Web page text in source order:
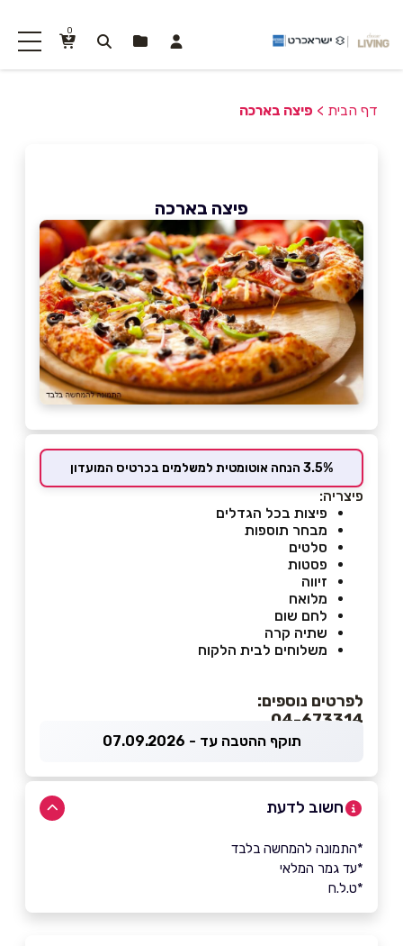
0
דף הבית > פיצה בארכה
פיצה בארכה
3.5% הנחה אוטומטית למשלמים בכרטיס המועדון
פיצריה:
פיצות בכל הגדלים
מבחר תוספות
סלטים
פסטות
זיווה
מלואח
לחם שום
שתיה קרה
משלוחים לבית הלקוח
לפרטים נוספים:
04-673314
תוקף ההטבה עד - 07.09.2026
חשוב לדעת
*התמונה להמחשה בלבד
*עד גמר המלאי
*ט.ל.ח